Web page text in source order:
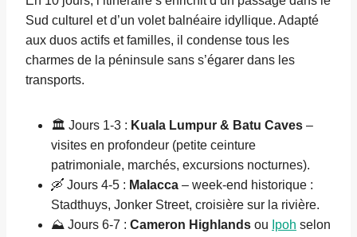
Sud culturel et d’un volet balnéaire idyllique. Adapté
aux duos actifs et familles, il condense tous les
charmes de la péninsule sans s’égarer dans les
transports.
🏛️ Jours 1-3 : Kuala Lumpur & Batu Caves –
visites en profondeur (petite ceinture
patrimoniale, marchés, excursions nocturnes).
🛶 Jours 4-5 : Malacca – week-end historique :
Stadthuys, Jonker Street, croisière sur la rivière.
⛰️ Jours 6-7 : Cameron Highlands ou Ipoh selon